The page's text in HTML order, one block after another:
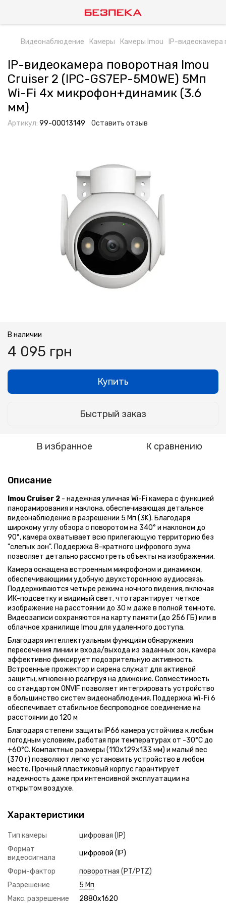
Видеонаблюдение Камеры Камеры Imou IP-
IP-видеокамера поворотная Imou
Cruiser 2 (IPC-GS7EP-5M0WE) 5Мп
Wi-Fi 4x микрофон+динамик (3.6
мм)
Артикул: 99-00013149 Оставить отзыв
В наличии
4 095 грн
Купить
Быстрый заказ
В избранное К сравнению
Описание
Imou Cruiser 2 - надежная уличная Wi-Fi камера с функцией
панорамирования и наклона, обеспечивающая детальное
видеонаблюдение в разрешении 5 Мп (3K). Благодаря
широкому углу обзора с поворотом на 340° и наклоном до
90°, камера охватывает всю прилегающую территорию без
"слепых зон". Поддержка 8-кратного цифрового зума
позволяет детально рассмотреть объекты на изображении.
Камера оснащена встроенным микрофоном и динамиком,
обеспечивающими удобную двухстороннюю аудиосвязь.
Поддерживаются четыре режима ночного видения, включая
ИК-подсветку и видимый свет, что гарантирует четкое
изображение на расстоянии до 30 м даже в полной темноте.
Видеозаписи сохраняются на карту памяти (до 256 ГБ) или в
облачное хранилище Imou для удаленного доступа.
Благодаря интеллектуальным функциям обнаружения
пересечения линии и входа/выхода из заданных зон, камера
эффективно фиксирует подозрительную активность.
Встроенные прожектор и сирена служат для активной
защиты, мгновенно реагируя на движение. Совместимость
со стандартом ONVIF позволяет интегрировать устройство
в большинство систем видеонаблюдения. Поддержка Wi-Fi 6
обеспечивает стабильное беспроводное соединение на
расстоянии до 120 м
Благодаря степени защиты IP66 камера устойчива к любым
погодным условиям, работая при температурах от -30°C до
+60°C. Компактные размеры (110x129x133 мм) и малый вес
(370 г) позволяют легко установить устройство в любом
месте. Прочный пластиковый корпус гарантирует
надежность даже при интенсивной эксплуатации на
открытом воздухе.
Характеристики
Тип камеры
цифровая (IP)
Формат
видеосигнала
цифровой (IP)
Форм-фактор
поворотная (PT/PTZ)
Разрешение
5 Мп
Макс. разрешение
2880x1620